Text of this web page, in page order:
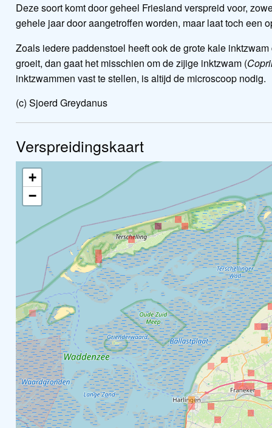
Deze soort komt door geheel Friesland verspreid voor,
gehele jaar door aangetroffen worden, maar laat toch een
Zoals iedere paddenstoel heeft ook de grote kale
groeit, dan gaat het misschien om de zijige inktzwam (
inktzwammen vast te stellen, is altijd de microscoop nodig.
(c) Sjoerd Greydanus
Verspreidingskaart
+
−